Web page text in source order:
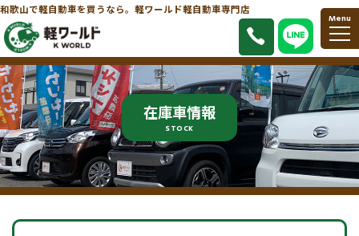
和歌山で軽自動車を買うなら。軽ワールド軽自動車専門店
Menu
在庫車情報
STOCK